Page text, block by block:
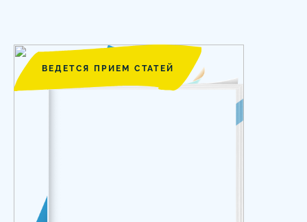
ВЕДЕТСЯ ПРИЕМ СТАТЕЙ